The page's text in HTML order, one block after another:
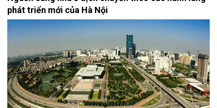
phát triển mới của Hà Nội